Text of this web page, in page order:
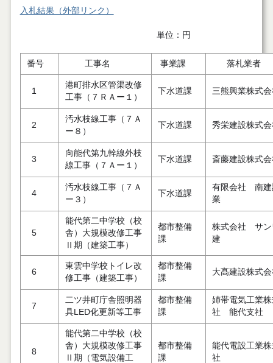
入札結果（外部リンク）
単位：円
番号 工事名 事業課 落札業者
1
港町排水区管渠改修
工事（７ＲＡー１）
下水道課 三熊興業株式
2
汚水枝線工事（７Ａ
ー８）
下水道課 秀栄建設株式
3
向能代第九幹線外枝
線工事（７Ａー１）
下水道課 斎藤建設株式
4
汚水枝線工事（７Ａ
ー３）
下水道課
有限会社 南建
業
5
能代第二中学校（校
舎）大規模改修工事
Ⅱ期（建築工事）
都市整備
課
株式会社 サン
建
6
東雲中学校トイレ改
修工事（建築工事）
都市整備
課
大髙建設株式
7
二ツ井町庁舎照明器
具LED化更新等工事
都市整備
課
姉帯電気工業
社 能代支社
8
能代第二中学校（校
舎）大規模改修工事
Ⅱ期（電気設備工
都市整備
課
能代電設工業
社